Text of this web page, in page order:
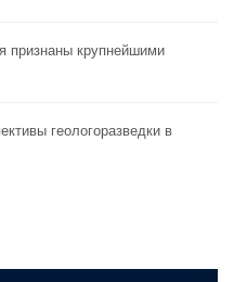
признаны крупнейшими
геологоразведки в